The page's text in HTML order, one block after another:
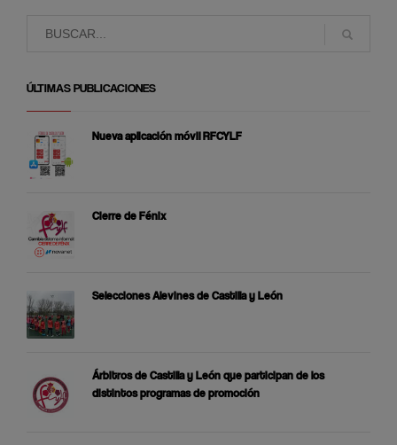
ÚLTIMAS PUBLICACIONES
Nueva aplicación móvil RFCYLF
Cierre de Fénix
Selecciones Alevines de Castilla y León
Árbitros de Castilla y León que participan de los
distintos programas de promoción